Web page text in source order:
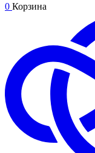
0 Корзина